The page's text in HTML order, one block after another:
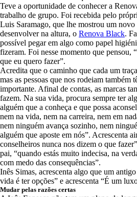
Teve a oportunidade de conhecer a
trabalho de grupo. Foi recebida pelo
Luis Saramago, que lhe mostrou um novo
desenvolver na altura, o Renova Black.
possível pegar em algo como papel
fizeram. Foi nesse momento que pensou,
que eu quero fazer”.
Acredita que o caminho que cada um
mas as pessoas que nos rodeiam também
importante. Afinal de contas, as marcas
fazem. Na sua vida, procura sempre ter
alguém que a conheça e que possa
nem na vida, nem na carreira, nem em
nem ninguém avança sozinho, nem
alguém que aposte em nós”. Acrescenta
conselheiros nunca nos dizem o que
pai, “quando estás muito indecisa, na
com medo das consequências”.
Inês Simas, acrescenta algo que um
vida é ter opções” e acrescenta “É um
Mudar pelas razões certas